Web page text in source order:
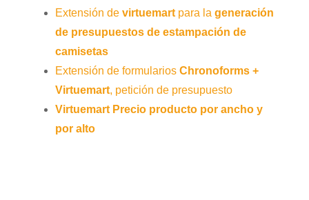
Extensión de virtuemart para la generación
de presupuestos de estampación de
camisetas
Extensión de formularios Chronoforms +
Virtuemart, petición de presupuesto
Virtuemart Precio producto por ancho y
por alto